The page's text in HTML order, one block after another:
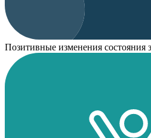
Позитивные изменения состояния